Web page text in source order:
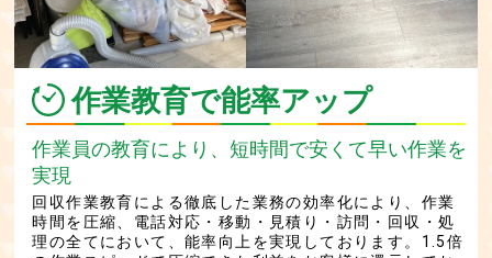
作業教育で能率アップ
作業員の教育により、短時間で安くて早い作業を
実現
回収作業教育による徹底した業務の効率化により、作業
時間を圧縮、電話対応・移動・見積り・訪問・回収・処
理の全てにおいて、能率向上を実現しております。1.5倍